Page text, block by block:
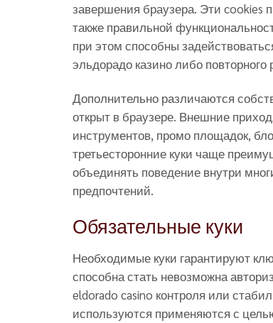
завершения браузера. Эти cookies
также правильной
при этом способны
эльдорадо казино либо повторного
Дополнительно различаются
открыт в браузере. Внешние
инструментов, промо площадок,
третьесторонние куки чаще
объединять поведение внутри
предпочтений.
Обязательные куки
Необходимые куки гарантируют
способна стать невозможна
eldorado casino контроля или
используются применяются с